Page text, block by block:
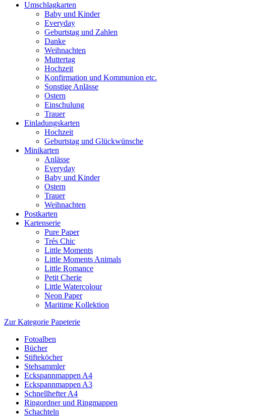
Umschlagkarten
Baby und Kinder
Everyday
Geburtstag und Zahlen
Danke
Weihnachten
Muttertag
Hochzeit
Konfirmation und Kommunion etc.
Sonstige Anlässe
Ostern
Einschulung
Trauer
Einladungskarten
Hochzeit
Geburtstag und Glückwünsche
Minikarten
Anlässe
Everyday
Baby und Kinder
Ostern
Trauer
Weihnachten
Postkarten
Kartenserie
Pure Paper
Trés Chic
Little Moments
Little Moments Animals
Little Romance
Petit Cherie
Little Watercolour
Neon Paper
Maritime Kollektion
Zur Kategorie Papeterie
Fotoalben
Bücher
Stifteköcher
Stehsammler
Eckspannmappen A4
Eckspannmappen A3
Schnellhefter A4
Ringordner und Ringmappen
Schachteln